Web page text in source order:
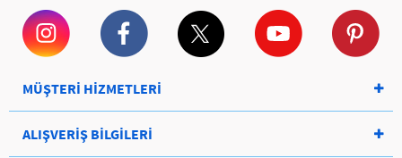
MÜŞTERİ HİZMETLERİ
ALIŞVERİŞ BİLGİLERİ